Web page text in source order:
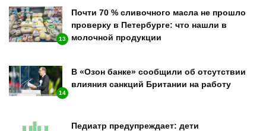
13
Почти 70 % сливочного масла не прошло
проверку в Петербурге: что нашли в
молочной продукции
14
В «Озон банке» сообщили об отсутствии
влияния санкций Британии на работу
Педиатр предупреждает: дети